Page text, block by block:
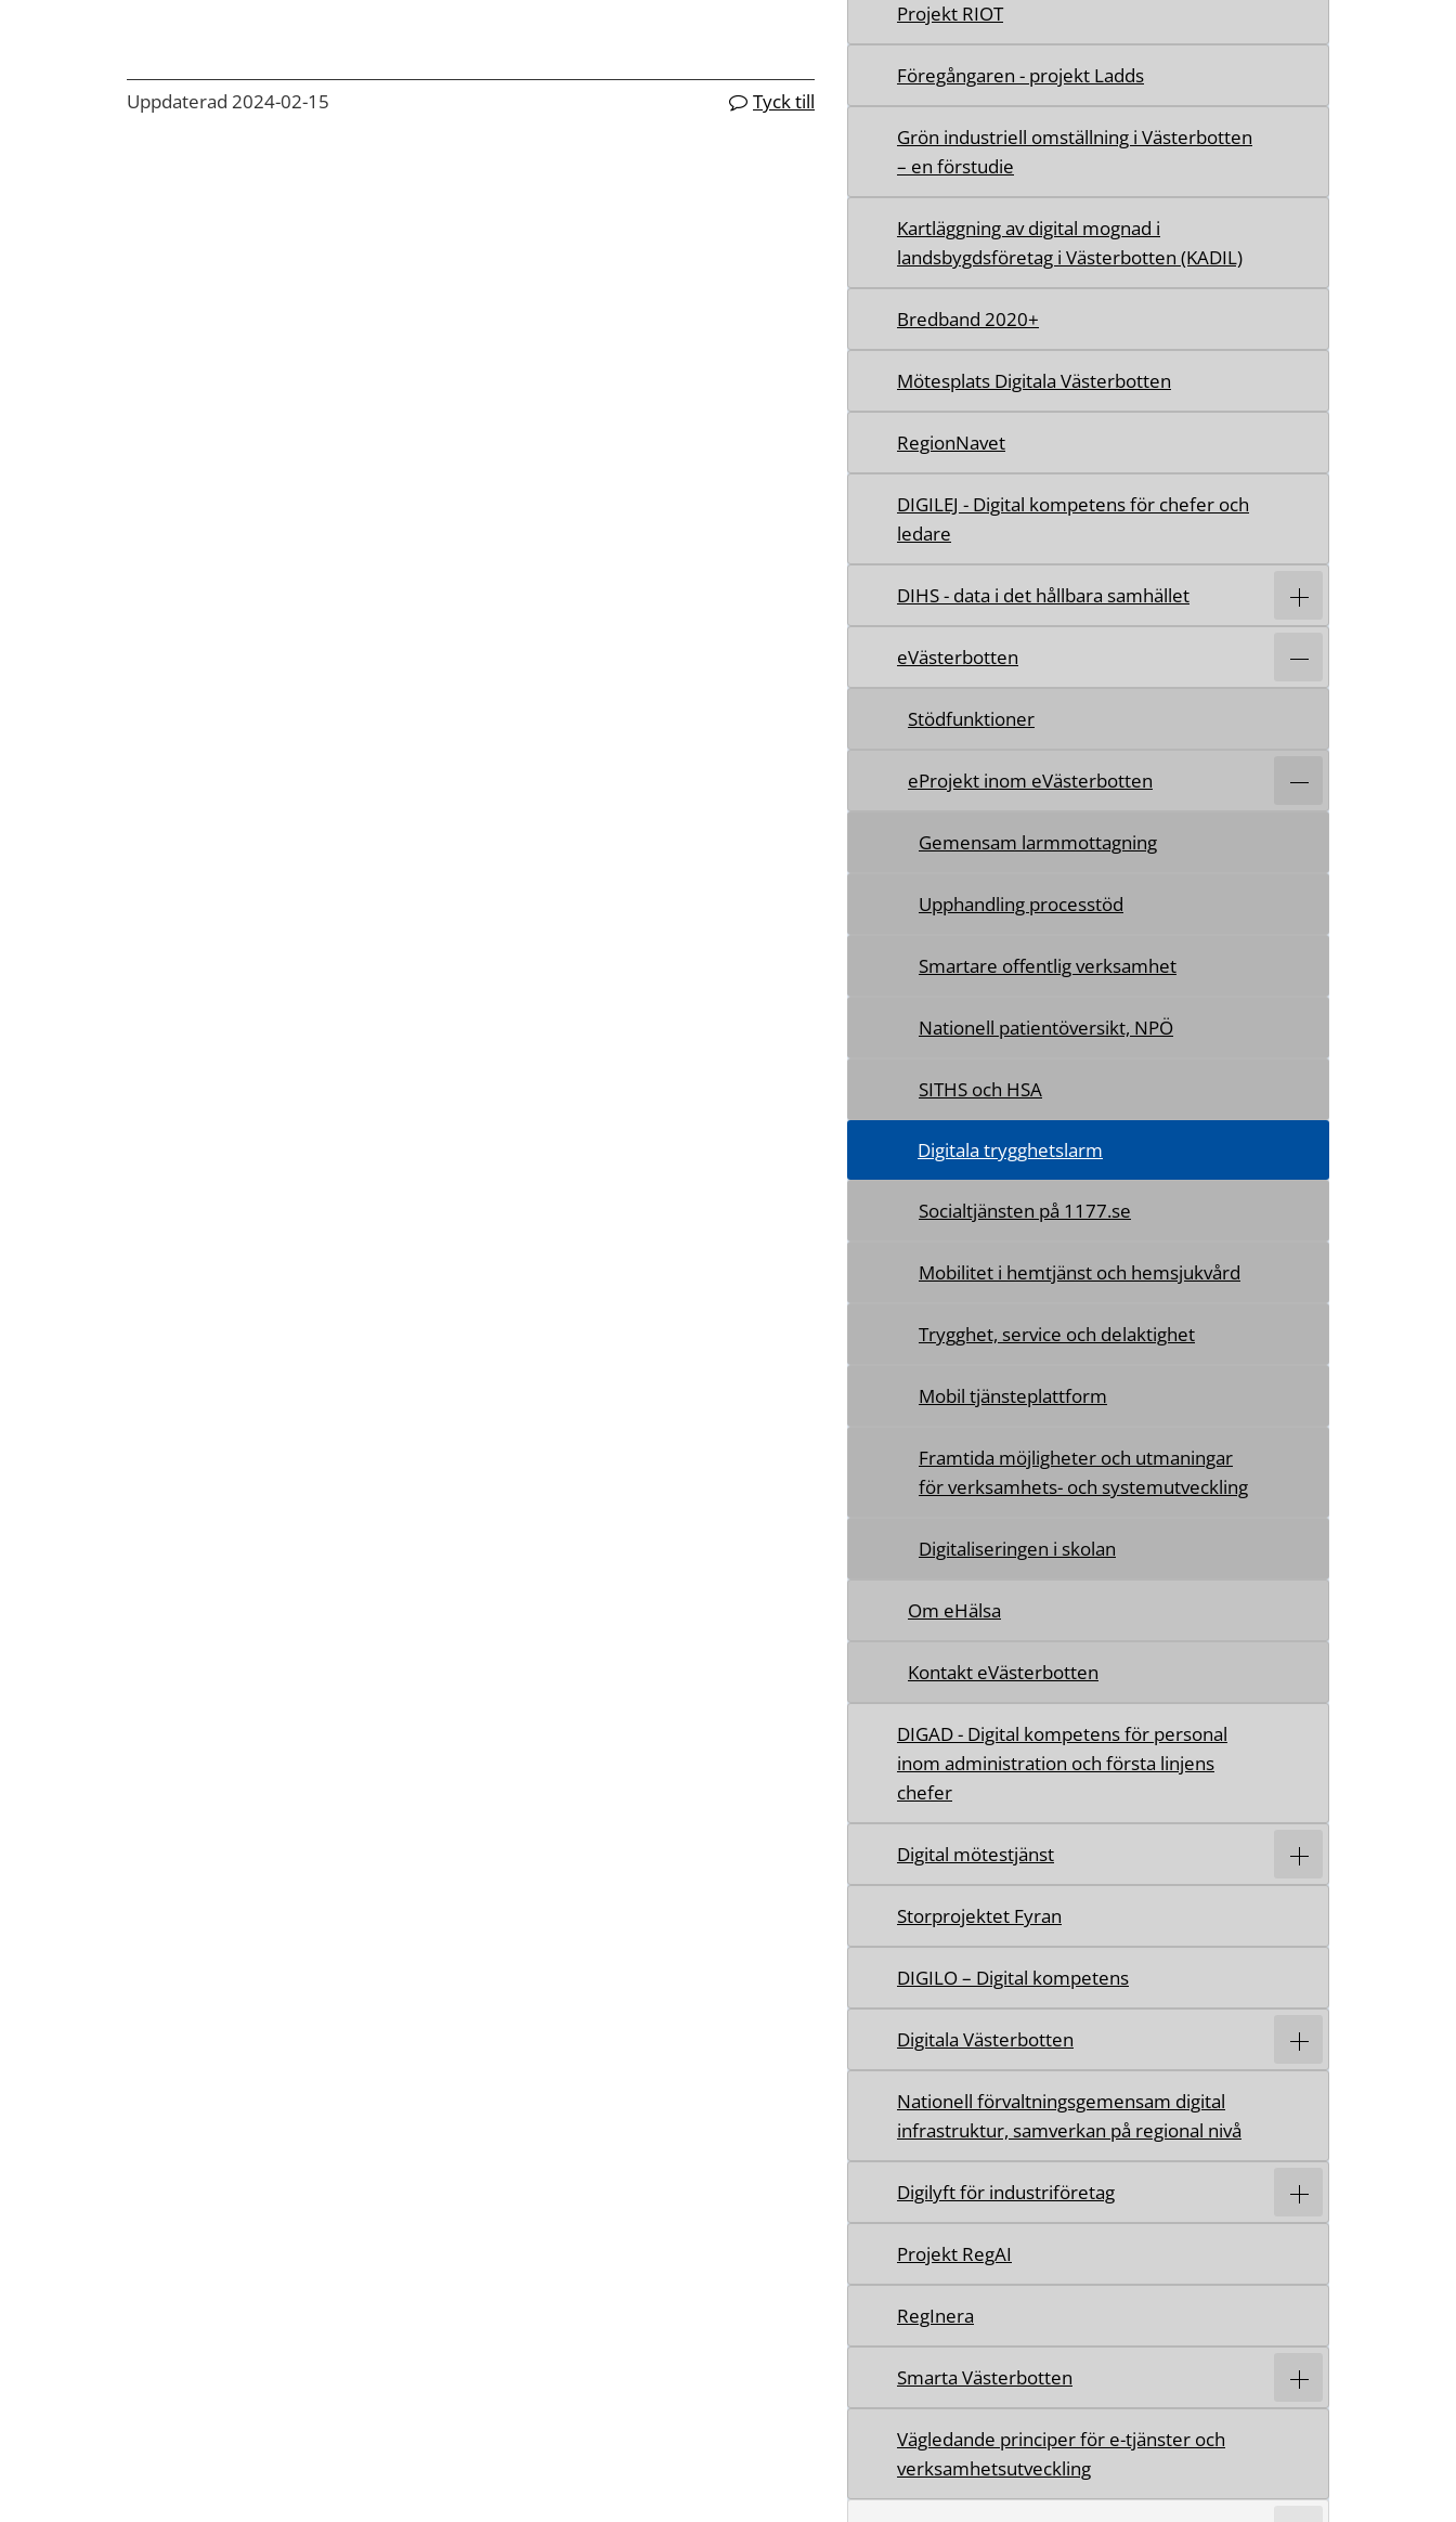
Uppdaterad 2024-02-15 Tyck till
Projekt RIOT
Föregångaren - projekt Ladds
Grön industriell omställning i Västerbotten
– en förstudie
Kartläggning av digital mognad i
landsbygdsföretag i Västerbotten (KADIL)
Bredband 2020+
Mötesplats Digitala Västerbotten
RegionNavet
DIGILEJ - Digital kompetens för chefer och
ledare
DIHS - data i det hållbara samhället
eVästerbotten
Stödfunktioner
eProjekt inom eVästerbotten
Gemensam larmmottagning
Upphandling processtöd
Smartare offentlig verksamhet
Nationell patientöversikt, NPÖ
SITHS och HSA
Digitala trygghetslarm
Socialtjänsten på 1177.se
Mobilitet i hemtjänst och hemsjukvård
Trygghet, service och delaktighet
Mobil tjänsteplattform
Framtida möjligheter och utmaningar
för verksamhets- och systemutveckling
Digitaliseringen i skolan
Om eHälsa
Kontakt eVästerbotten
DIGAD - Digital kompetens för personal
inom administration och första linjens
chefer
Digital mötestjänst
Storprojektet Fyran
DIGILO – Digital kompetens
Digitala Västerbotten
Nationell förvaltningsgemensam digital
infrastruktur, samverkan på regional nivå
Digilyft för industriföretag
Projekt RegAI
RegInera
Smarta Västerbotten
Vägledande principer för e-tjänster och
verksamhetsutveckling